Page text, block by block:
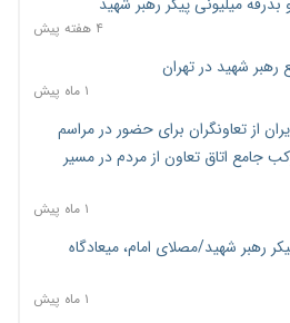
۴ هفته پیش
رهبر شهید در تهران
۱ ماه پیش
از تعاونگران برای حضور در مراسم
جامع اتاق تعاون از مردم در مسیر
۱ ماه پیش
رهبر شهید/مصلای امام، میعادگاه
۱ ماه پیش